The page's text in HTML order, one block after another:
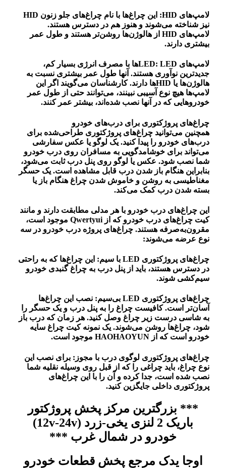
لامپ‌های HID: این چراغ‌ها با نام چراغ‌های جلو زنون HID
نیز شناخته می‌شوند و هنوز هم در دسترس هستند.
لامپ‌های HID از هالوژن‌ها روشن‌تر هستند و طول عمر
بیشتری دارند.
لامپ‌های LED: LEDها با مصرف انرژی بسیار کم،
جدیدترین نوآوری هستند. آنها طول عمر بیشتری نسبت به
هالوژن‌ها یا HIDها دارند. کارشناسان می‌گویند اگر این
لامپ‌ها هیچ نوع آسیبی نبینند، می‌توانند حتی از طول عمر
خودروهایی که در آنها نصب شده‌اند، بیشتر عمر کنند.
چراغ‌های پروژکتوری برای درب‌های خودرو
همچنین می‌توانید چراغ‌های پروژکتوری طراحی‌شده برای
درب‌های خودرو را پیدا کنید. یک لوگو یا عکس سفارشی
می‌تواند برای خوشامدگویی به مسافران روی درب خودرو
شما نصب شود. عکس یا لوگو روی پنل درب ثابت می‌شود،
بنابراین هنگام باز شدن درب قابل مشاهده است. یک حسگر
مغناطیسی به روشن و خاموش شدن چراغ هنگام باز یا
بسته شدن درب کمک می‌کند.
این چراغ‌های درب خودرو با هر مدلی مطابقت دارند و مانند
کیت چراغ‌های درب خودرو که از Qwertyui موجود است،
مقرون‌به‌صرفه هستند. چراغ‌های پروژه درب خودرو در سه
نوع عرضه می‌شوند:
چراغ‌های پروژکتوری LED با سیم: این چراغ‌ها که به راحتی
در دسترس هستند، باید از پنل درب به چراغ گنبدی خودرو
سیم‌کشی شوند.
چراغ‌های پروژکتوری LED بی‌سیم: نصب این چراغ‌ها
آسان‌تر است. کافیست چراغ را به پنل درب و یک حسگر را
به شاسی درست زیر چراغ وصل کنید. هر زمان که درب باز
شود، چراغ‌ها روشن می‌شوند. یک نمونه کیت چراغ سایه
خودرو است که از HAOHAOYUN موجود است.
چراغ‌های پروژکتوری لوگوی درب با مجوز: برای نصب این
نوع چراغ، باید چراغی را که از قبل روی وسیله نقلیه شما
نصب شده است، جدا کرده و آن را با این چراغ‌های
پروژکتوری داخلی جایگزین کنید.
*** بزرگترین مرکز پخش پروژکتور
باریک 2 لنزی یخی-زرد (12v-24v)
خودرو در شمال غرب ***
اوجا یدک مرجع پخش قطعات خودرو